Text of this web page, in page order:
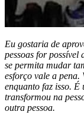
Eu gostaria de
pessoas for possível
se permita mudar
esforço vale a pena.
enquanto faz isso.
transformou na
outra pessoa.